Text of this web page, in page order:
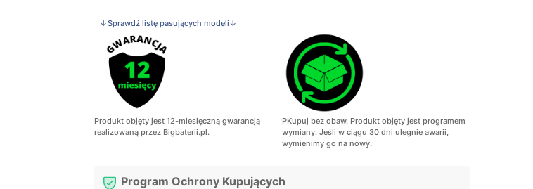
↓Sprawdź listę pasujących modeli↓
Produkt objęty jest 12-miesięczną gwarancją
realizowaną przez Bigbaterii.pl.
PKupuj bez obaw. Produkt objęty jest programem
wymiany. Jeśli w ciągu 30 dni ulegnie awarii,
wymienimy go na nowy.
Program Ochrony Kupujących